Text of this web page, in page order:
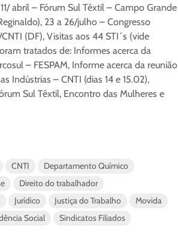
abril – Fórum Sul Têxtil – Campo Grande
23 a 26/julho – Congresso
(DF), Visitas aos 44 STI´s (vide
tratados de: Informes acerca da
– FESPAM, Informe acerca da reunião
Indústrias – CNTI (dias 14 e 15.02),
Sul Têxtil, Encontro das Mulheres e
CNTI
Departamento Químico
Direito do trabalhador
Jurídico Justiça do Trabalho
Movida
Social
Sindicatos Filiados